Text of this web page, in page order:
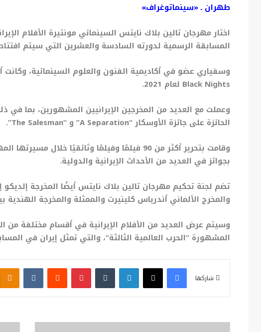
طهران ـ «سينماتوغراف»
اختار مهرجان تالين بلاك نايتس السينمائي مونتيرة الأفلام
المسابقة الرسمية لدورته السادسة والعشرين التي سيتم افتتاحها في
وسفياري عضو في أكاديمية الفنون والعلوم السينمائية،
Black Nights لعام 2021.
وعملت مع العديد من المخرجين الإيرانيين المشهورين، بما
الحائزة على جائزة الأوسكار “A Separation” و “The Salesman”.
وقامت بتحرير أكثر من 90 فيلمًا وفيلمًا وثائقيًا
بجوائز في العديد من الأحداث الإيرانية والدولية.
تضم لجنة تحكيم مهرجان تالين بلاك نايتس أيضًا المخرجة إلديكو
والمخرج الألماني أندرياس كلينيرت والممثلة والمخرجة الهندية
وسيتم عرض العديد من الأفلام الإيرانية في أقسام مختلفة من
المشهورة “الحرب العالمية الثالثة“، والتي تمثل إيران في
شاركها
فيسبوكX لينكدإن بينتيريست